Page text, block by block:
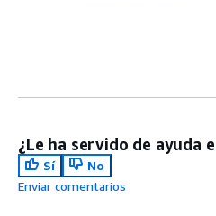
¿Le ha servido de ayuda
Sí
No
Enviar comentarios